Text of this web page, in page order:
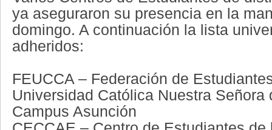
ya aseguraron su presencia en la
domingo. A continuación la lista
adheridos:
FEUCCA – Federación de
Universidad Católica Nuestra Señora
Campus Asunción